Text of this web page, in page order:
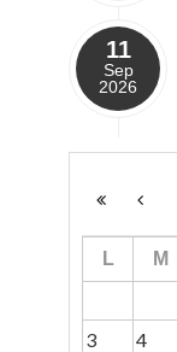
11
Sep
2026
L M
3
4